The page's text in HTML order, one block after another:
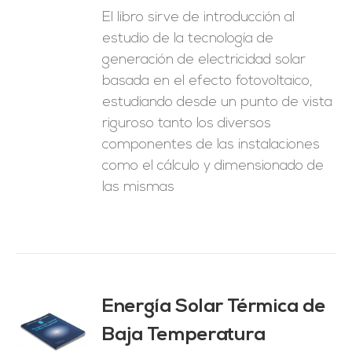
El libro sirve de introducción al
estudio de la tecnología de
generación de electricidad solar
basada en el efecto fotovoltaico,
estudiando desde un punto de vista
riguroso tanto los diversos
componentes de las instalaciones
como el cálculo y dimensionado de
las mismas
Energía Solar Térmica de
Baja Temperatura